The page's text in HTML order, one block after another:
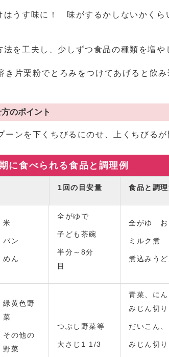
はうす味に！ 味がするかしないかくら
法を工夫し、少しずつ食品の種類を増や
片栗粉でとろみをつけてあげると飲み
のポイント
ーンを下くちびるにのせ、上くちびるが
に食べられる食品と調理例
1回の目安量 食品と調
米
パン
めん
全がゆで
子ども茶碗
半分～8分
目
全がゆ お
ミルク煮
煮込みうど
緑黄色野
菜
その他の
野菜
つぶし野菜等
大さじ1 1/3
青菜、に
みじん切り
だいこん
みじん切